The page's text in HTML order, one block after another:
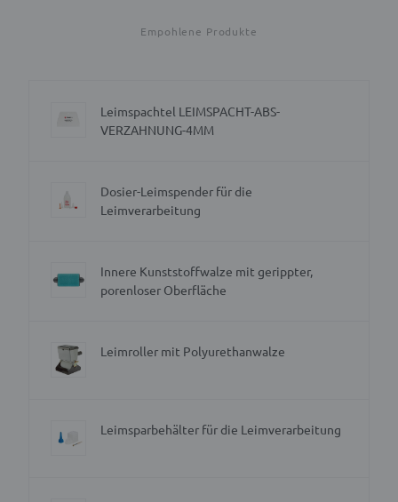
Empohlene Produkte
Leimspachtel LEIMSPACHT-ABS-
VERZAHNUNG-4MM
Dosier-Leimspender für die
Leimverarbeitung
Innere Kunststoffwalze mit gerippter,
porenloser Oberfläche
Leimroller mit Polyurethanwalze
Leimsparbehälter für die Leimverarbeitung